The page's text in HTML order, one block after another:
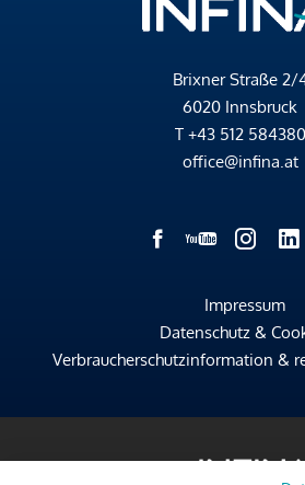
Brixner Straße 2/
6020 Innsbruck
T +43 512 584380
office@infina.at
Impressum
Datenschutz &
Verbraucherschutzinformation &